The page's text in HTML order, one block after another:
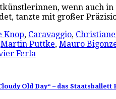
wenn auch
tanzte mit großer
Knop, Caravaggio,
Martin Puttke, Mauro
Ferla
Old Day“ – das